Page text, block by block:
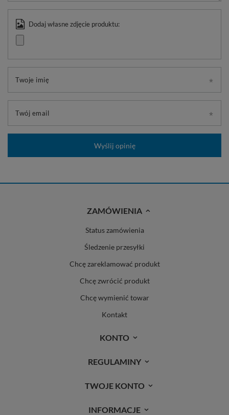
Dodaj własne zdjęcie produktu:
Twoje imię
Twój email
Wyślij opinię
ZAMÓWIENIA
Status zamówienia
Śledzenie przesyłki
Chcę zareklamować produkt
Chcę zwrócić produkt
Chcę wymienić towar
Kontakt
KONTO
REGULAMINY
TWOJE KONTO
INFORMACJE